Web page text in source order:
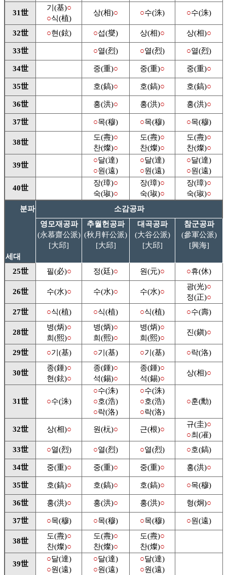
31世
기(基)○
○식(植)
상(相)○ ○수(洙) ○수(洙)
32世 ○현(鉉) ○섭(燮) 상(相)○ 상(相)○
33世 ○열(烈) ○열(烈) ○열(烈)
34世 중(重)○ 중(重)○ 중(重)○
35世 호(鎬)○ 호(鎬)○ 호(鎬)○
36世 홍(洪)○ 홍(洪)○ 홍(洪)○
37世 ○목(穆) ○목(穆) ○목(穆)
38世
도(燾)○
찬(燦)○
도(燾)○
찬(燦)○
도(燾)○
찬(燦)○
39世
○달(達)
○원(遠)
○달(達)
○원(遠)
○달(達)
○원(遠)
40世
장(璋)○
숙(琡)○
장(璋)○
숙(琡)○
장(璋)○
숙(琡)○
분파
소감공파
세대
영모재공파
(永慕齋公派)
[大邱]
추월헌공파
(秋月軒公派)
[大邱]
대곡공파
(大谷公派)
[大邱]
참군공파
(參軍公派)
[興海]
25世 필(必)○ 정(廷)○ 원(元)○ ○휴(休)
26世 수(水)○ 수(水)○ 수(水)○
광(光)○
정(正)○
27世
○식(植) ○식(植) ○식(植) ○수(壽)
28世
병(炳)○
희(熙)○
병(炳)○
희(熙)○
병(炳)○
희(熙)○
진(鎭)○
29世 ○기(基) ○기(基) ○기(基) ○락(洛)
30世
종(鍾)○
현(鉉)○
종(鍾)○
석(錫)○
종(鍾)○
석(錫)○
상(相)○
31世 ○수(洙)
○수(洙)
○호(浩)
○락(洛)
○수(洙)
○호(浩)
○락(洛)
○훈(勳)
32世 상(相)○ 원(杬)○ 근(根)○
규(圭)○
○최(凗)
33世
○열(烈) ○열(烈) ○열(烈) ○호(鎬)
34世 중(重)○ 중(重)○ 중(重)○ 홍(洪)○
35世 호(鎬)○ 호(鎬)○ 호(鎬)○ ○목(穆)
36世 홍(洪)○ 홍(洪)○ 홍(洪)○ 형(炯)○
37世 ○목(穆) ○목(穆) ○목(穆) ○원(遠)
38世
도(燾)○
찬(燦)○
도(燾)○
찬(燦)○
도(燾)○
찬(燦)○
39世
○달(達)
○원(遠)
○달(達)
○원(遠)
○달(達)
○원(遠)